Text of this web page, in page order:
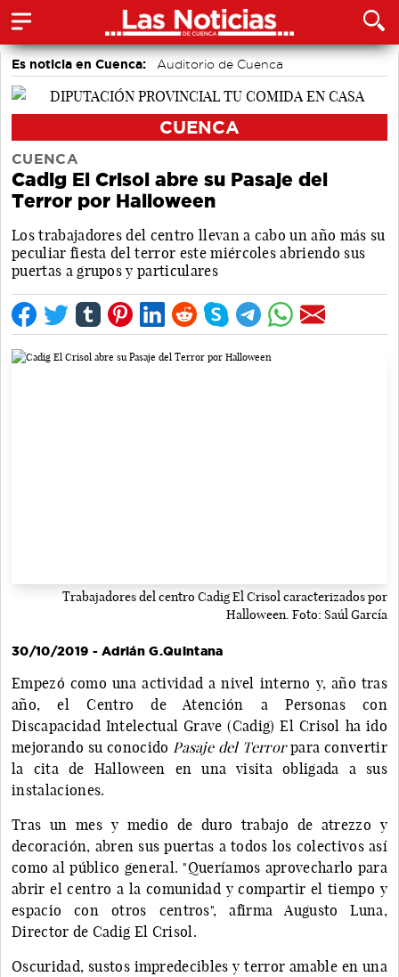
Es noticia en Cuenca: Auditorio de Cuenca
CUENCA
CUENCA
Cadig El Crisol abre su Pasaje del
Terror por Halloween
Los trabajadores del centro llevan a cabo un año más su
peculiar fiesta del terror este miércoles abriendo sus
puertas a grupos y particulares
Trabajadores del centro Cadig El Crisol caracterizados por
Halloween. Foto: Saúl García
30/10/2019 - Adrián G.Quintana
Empezó como una actividad a nivel interno y, año tras
año, el Centro de Atención a Personas con
Discapacidad Intelectual Grave (Cadig) El Crisol ha ido
mejorando su conocido Pasaje del Terrorpara convertir
la cita de Halloween en una visita obligada a sus
instalaciones.
Tras un mes y medio de duro trabajo de atrezzo y
decoración, abren sus puertas a todos los colectivos así
como al público general. "Queríamos aprovecharlo para
abrir el centro a la comunidad y compartir el tiempo y
espacio con otros centros", afirma Augusto Luna,
Director de Cadig El Crisol.
Oscuridad, sustos impredecibles y terror amable en una